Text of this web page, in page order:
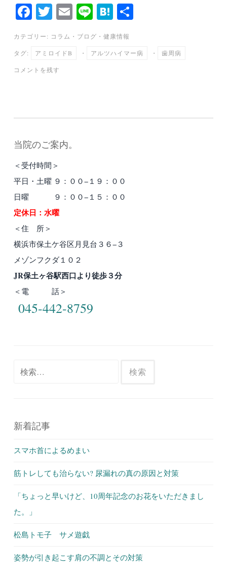
Fa
ce
bo
ok
T
tte
r
E
m
ail
Li H
at
en
a
カテゴリー: コラム ・ ブログ ・ 健康情報
タグ: アミロイドΒ ・ アルツハイマー病 ・ 歯周病
コメントを残す
当院のご案内。
＜受付時間＞
平日・土曜 ９：００−１９：００
日曜 ９：００−１５：００
定休日：水曜
＜住 所＞
横浜市保土ケ谷区月見台３６−３
メゾンフクダ１０２
JR保土ヶ谷駅西口より徒歩３分
＜電 話＞
045-442-8759
新着記事
スマホ首によるめまい
筋トレしても治らない? 尿漏れの真の原因と対策
「ちょっと早いけど、10周年記念のお花をいただきまし
た。」
松島トモ子 サメ遊戯
姿勢が引き起こす肩の不調とその対策